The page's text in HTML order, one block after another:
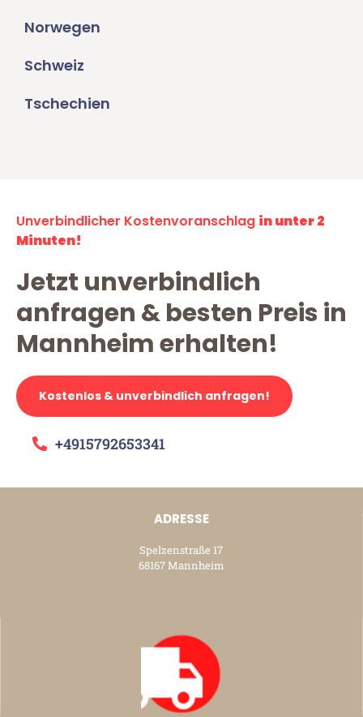
Norwegen
Schweiz
Tschechien
Unverbindlicher Kostenvoranschlag in unter 2
Minuten!
Jetzt unverbindlich
anfragen & besten Preis in
Mannheim erhalten!
Kostenlos & unverbindlich anfragen!
+4915792653341
ADRESSE
Spelzenstraße 17
68167 Mannheim